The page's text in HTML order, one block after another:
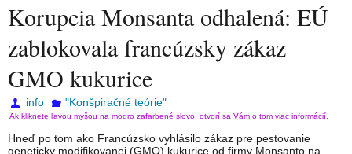
Korupcia Monsanta odhalená: EÚ
zablokovala francúzsky zákaz
GMO kukurice
info "Konšpiračné teórie"
Ak kliknete ľavou myšou na modro zafarbené slovo, otvorí sa Vám o tom viac informácií.
Hneď po tom ako Francúzsko vyhlásilo zákaz pre pestovanie
geneticky modifikovanej (GMO) kukurice od firmy Monsanto na